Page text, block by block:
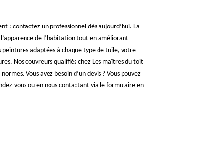
: contactez un professionnel dès aujourd’hui. La
de l’habitation tout en améliorant
adaptées à chaque type de tuile, votre
Nos couvreurs qualifiés chez Les maîtres du toit
Vous avez besoin d’un devis ? Vous pouvez
vous ou en nous contactant via le formulaire en